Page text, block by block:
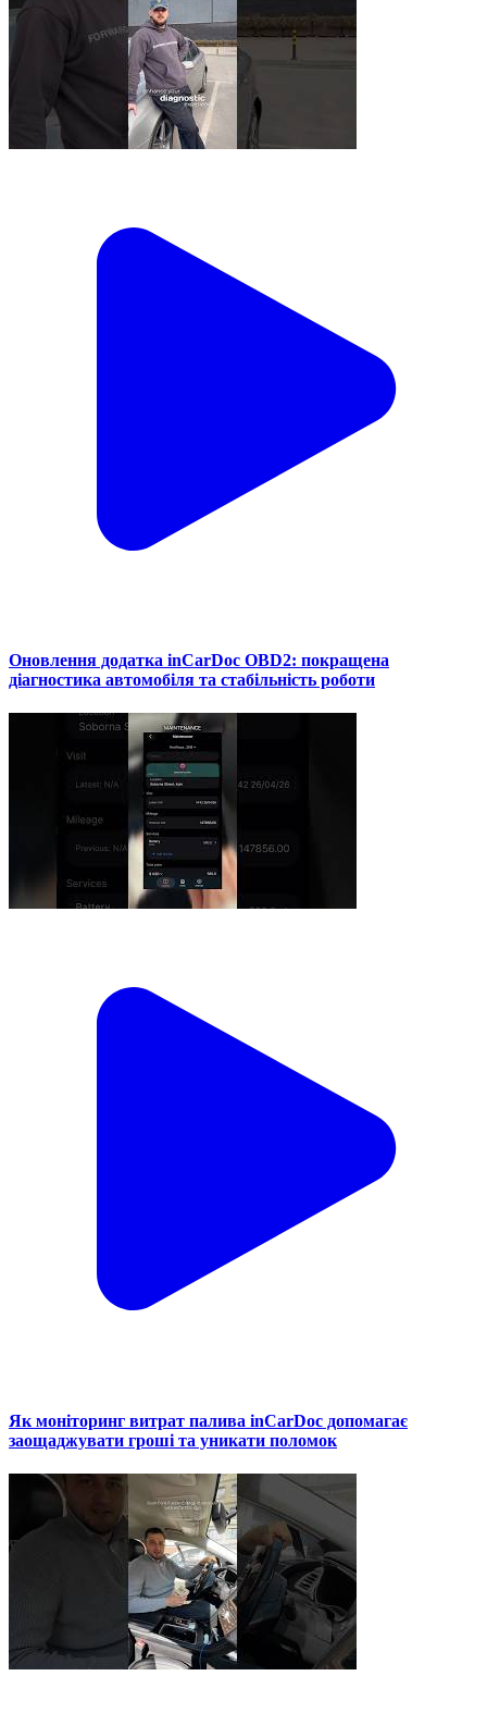
Оновлення додатка inCarDoc OBD2: покращена
діагностика автомобіля та стабільність роботи
Як моніторинг витрат палива inCarDoc допомагає
заощаджувати гроші та уникати поломок